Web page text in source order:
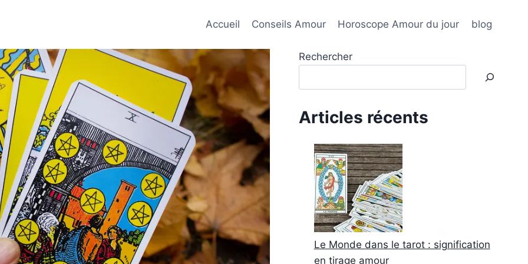
Accueil Conseils Amour Horoscope Amour du jour blog
Rechercher
Articles récents
Le Monde dans le tarot : signification
en tirage amour